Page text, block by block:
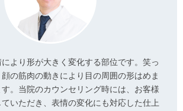
より形が大きく変化する部位です。笑っ
の筋肉の動きにより目の周囲の形はめま
。当院のカウンセリング時には、お客様
いただき、表情の変化にも対応した仕上